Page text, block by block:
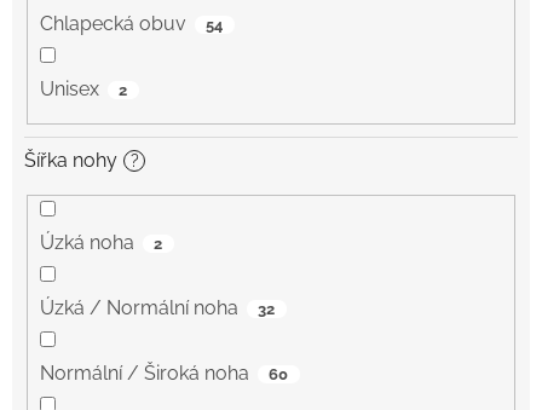
Chlapecká obuv 54
Unisex 2
Šířka nohy ?
Úzká noha 2
Úzká / Normální noha 32
Normální / Široká noha 60